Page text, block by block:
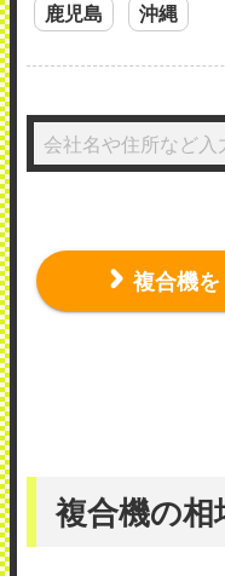
鹿児島 沖縄
複合機
複合機の相